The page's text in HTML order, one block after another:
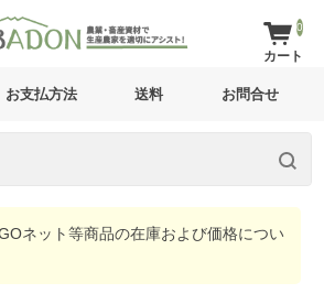
0
お支払方法 送料 お問合せ
ネット等商品の在庫および価格につい